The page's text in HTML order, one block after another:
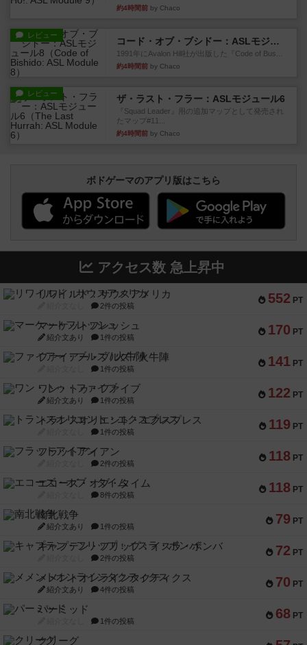
約4時間前 by Chaco
レビュー
コード・オブ・ブシドー：ASLモジュール8
1991年にAvalon Hill社が出版した『Code of Bus...
約4時間前 by Chaco
レビュー ザ・ラスト・フラー：ASLモジュール6
『Squad Leader』用の追加マップとして発売され
たマップ#11...
約4時間前 by Chaco
ボドゲーマのアプリ版はこちら
アクセス数 急上昇中
552 PT
リワイルド：サウスアメリカ
2件の投稿
170 PT
マーケットフレッシュ
紹介文あり 1件の投稿
141 PT
ファイアー・ブルズ / 火牛陣
1件の投稿
122 PT
ワン・トゥ・ファイブ
紹介文あり 1件の投稿
119 PT
トランスオリエント・エクスプレス
1件の投稿
118 PT
フラットアイアン
2件の投稿
118 PT
エコーズ・オブ・タイム
8件の投稿
79 PT
南北戦争
紹介文あり 1件の投稿
72 PT
キャプテン・フリップ：イスラ・ボンバ
2件の投稿
70 PT
メメントオンラインタクティクス
紹介文あり 4件の投稿
68 PT
パーミッド
1件の投稿
クリーグ